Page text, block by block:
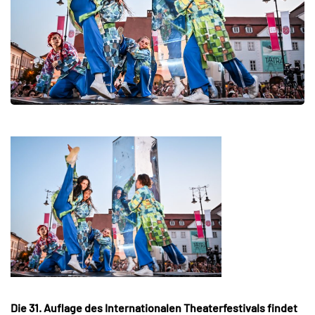
Die 31. Auflage des Internationalen Theaterfestivals findet